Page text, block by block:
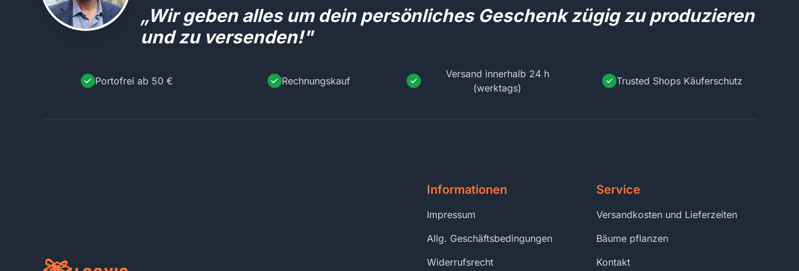
„Wir geben alles um dein persönliches Geschenk zügig zu produzieren
und zu versenden!"
Portofrei ab 50 € Rechnungskauf
Versand innerhalb 24 h
(werktags)
Trusted Shops Käuferschutz
Informationen
Impressum
Allg. Geschäftsbedingungen
Widerrufsrecht
Service
Versandkosten und Lieferzeiten
Bäume pflanzen
Kontakt